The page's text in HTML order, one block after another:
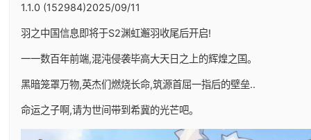
1.1.0 (152984)2025/09/11
羽之中国信息即将于S2渊虹邂羽收尾后开启!
一一数百年前端,混沌侵袭毕高大天日之上的辉煌之国。
黑暗笼罩万物,英杰们燃烧长命,筑源首屈一指后的壁垒..
命运之子啊,请为世间带到希冀的光芒吧。